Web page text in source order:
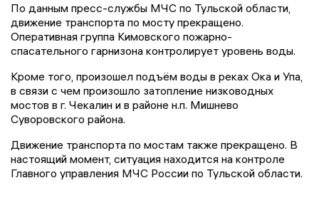
По данным пресс-службы МЧС по Тульской области,
движение транспорта по мосту прекращено.
Оперативная группа Кимовского пожарно-
спасательного гарнизона контролирует уровень воды.
Кроме того, произошел подъём воды в реках Ока и Упа,
в связи с чем произошло затопление низководных
мостов в г. Чекалин и в районе н.п. Мишнево
Суворовского района.
Движение транспорта по мостам также прекращено. В
настоящий момент, ситуация находится на контроле
Главного управления МЧС России по Тульской области.